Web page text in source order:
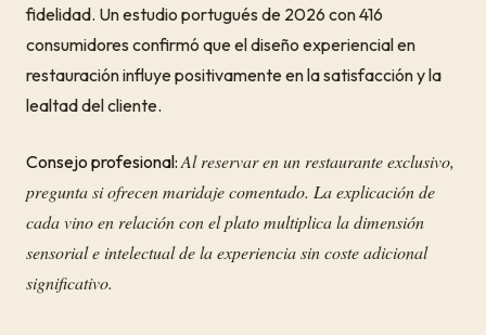
fidelidad. Un estudio portugués de 2026 con 416
consumidores confirmó que el diseño experiencial en
restauración influye positivamente en la satisfacción y la
lealtad del cliente.
Consejo profesional: Al reservar en un restaurante exclusivo,
pregunta si ofrecen maridaje comentado. La explicación de
cada vino en relación con el plato multiplica la dimensión
sensorial e intelectual de la experiencia sin coste adicional
significativo.